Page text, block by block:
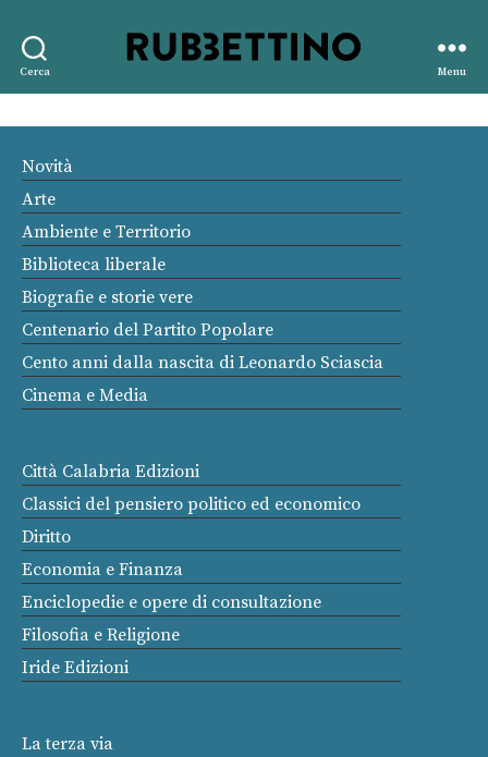
Cerca
editore
Menu
Novità
Arte
Ambiente e Territorio
Biblioteca liberale
Biografie e storie vere
Centenario del Partito Popolare
Cento anni dalla nascita di Leonardo Sciascia
Cinema e Media
Città Calabria Edizioni
Classici del pensiero politico ed economico
Diritto
Economia e Finanza
Enciclopedie e opere di consultazione
Filosofia e Religione
Iride Edizioni
La terza via